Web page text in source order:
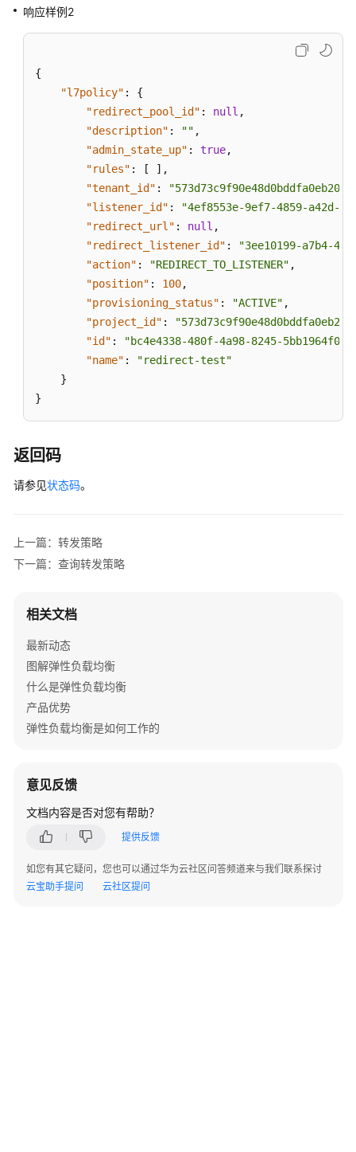
响应样例2
{
"l7policy" :
{
"redirect_pool_id" : null ,
"description" : "" ,
"admin_state_up" : true,
"rules" : [ ] ,
"tenant_id" :
"listener_id" :
"4ef8553e-9ef7-4859-a42d-
"redirect_url" : null ,
"redirect_listener_id" :
"3ee10199-a7b4-
"action" : "REDIRECT_TO_LISTENER" ,
"position" : 100,
"provisioning_status" : "ACTIVE" ,
"project_id" :
"id" :
"bc4e4338-480f-4a98-8245-
"name" :
"redirect-test"
}
}
返回码
请参见状态码。
上一篇：转发策略
下一篇：查询转发策略
相关文档
最新动态
图解弹性负载均衡
什么是弹性负载均衡
产品优势
弹性负载均衡是如何工作的
意见反馈
文档内容是否对您有帮助？
提供反馈
如您有其它疑问，您也可以通过华为云社区问答频道来与我们联系探讨
云宝助手提问
云社区提问